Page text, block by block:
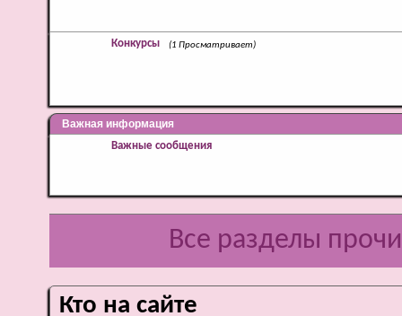
Конкурсы (1 Просматривает)
Важная информация
Важные сообщения
Все разделы
Кто на сайте